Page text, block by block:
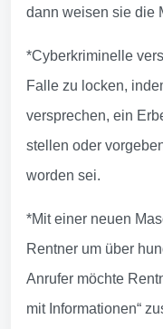
dann weisen sie die
*Cyberkriminelle
Falle zu locken,
versprechen, ein
stellen oder
worden sei.
*Mit einer neuen
Rentner um über
Anrufer möchte
mit Informationen“